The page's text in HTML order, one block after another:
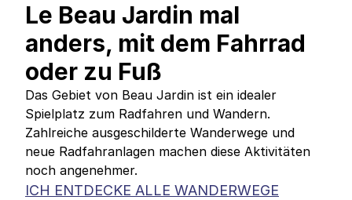
Le Beau Jardin mal
anders, mit dem Fahrrad
oder zu Fuß
Das Gebiet von Beau Jardin ist ein idealer
Spielplatz zum Radfahren und Wandern.
Zahlreiche ausgeschilderte Wanderwege und
neue Radfahranlagen machen diese Aktivitäten
noch angenehmer.
ICH ENTDECKE ALLE WANDERWEGE